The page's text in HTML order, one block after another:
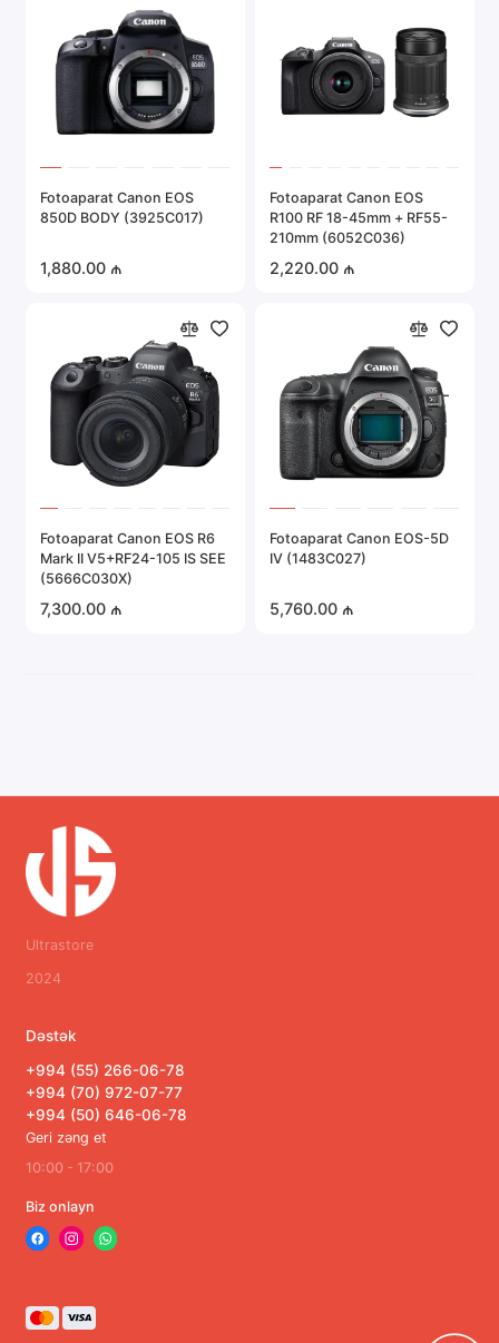
Fotoaparat Canon EOS
850D BODY (3925C017)
1,880.00 ₼
Fotoaparat Canon EOS
R100 RF 18-45mm + RF55-
210mm (6052C036)
2,220.00 ₼
Fotoaparat Canon EOS R6
Mark II V5+RF24-105 IS SEE
(5666C030X)
7,300.00 ₼
Fotoaparat Canon EOS-5D
IV (1483C027)
5,760.00 ₼
Ultrastore
2024
Dəstək
+994 (55) 266-06-78
+994 (70) 972-07-77
+994 (50) 646-06-78
Geri zəng et
10:00 - 17:00
Biz onlayn